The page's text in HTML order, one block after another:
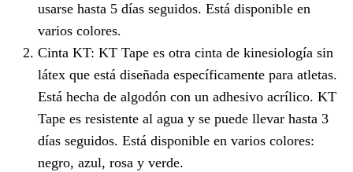
usarse hasta 5 días seguidos. Está disponible en
varios colores.
Cinta KT: KT Tape es otra cinta de kinesiología sin
látex que está diseñada específicamente para atletas.
Está hecha de algodón con un adhesivo acrílico. KT
Tape es resistente al agua y se puede llevar hasta 3
días seguidos. Está disponible en varios colores:
negro, azul, rosa y verde.